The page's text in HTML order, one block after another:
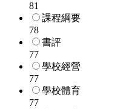
81
課程綱要
78
書評
77
學校經營
77
學校體育
77